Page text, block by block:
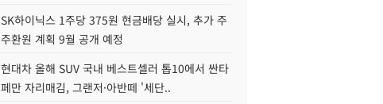
SK하이닉스 1주당 375원 현금배당 실시, 추가 주
주환원 계획 9월 공개 예정
현대차 올해 SUV 국내 베스트셀러 톱10에서 싼타
페만 자리매김, 그랜저·아반떼 '세단..